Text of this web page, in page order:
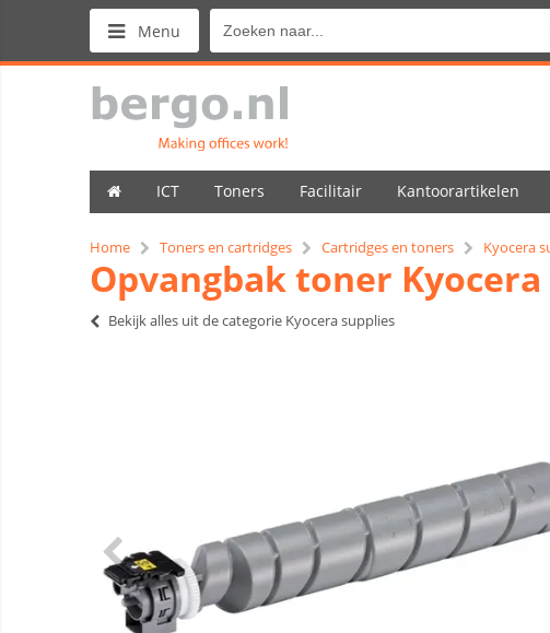
Menu
ICT Toners Facilitair Kantoorartikelen
Home Toners en cartridges Cartridges en toners Kyocera
Opvangbak toner Kyocera
Bekijk alles uit de categorie Kyocera supplies